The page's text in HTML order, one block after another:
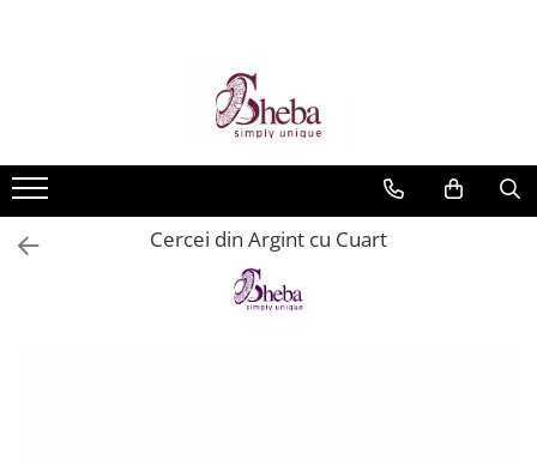
Cercei din Argint cu Cuart